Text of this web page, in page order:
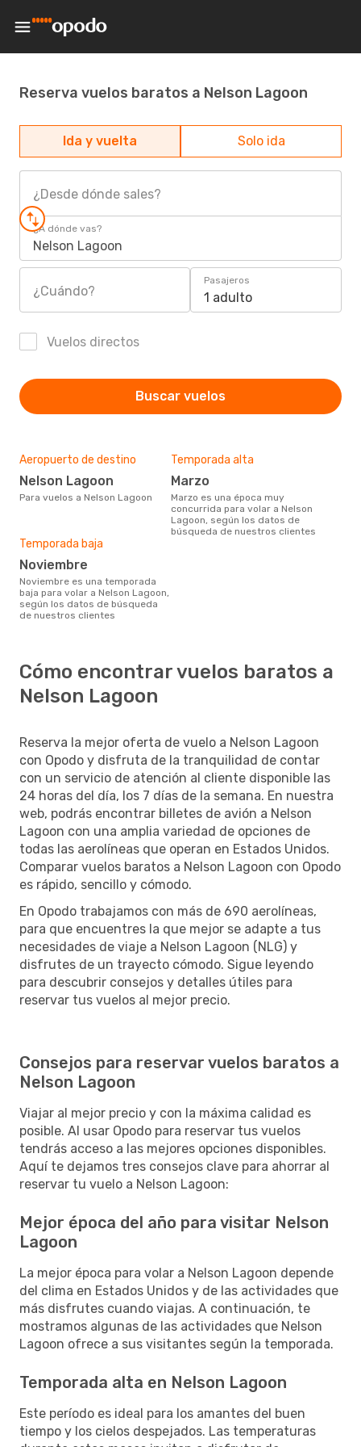
Reserva vuelos baratos a Nelson Lagoon
Ida y vuelta Solo ida
¿Desde dónde sales?
¿A dónde vas?
Nelson Lagoon
¿Cuándo?
Pasajeros
1 adulto
Vuelos directos
Buscar vuelos
Aeropuerto de destino
Nelson Lagoon
Para vuelos a Nelson Lagoon
Temporada alta
marzo
marzo es una época muy
concurrida para volar a Nelson
Lagoon, según los datos de
búsqueda de nuestros clientes
Temporada baja
noviembre
noviembre es una temporada
baja para volar a Nelson Lagoon,
según los datos de búsqueda
de nuestros clientes
Cómo encontrar vuelos baratos a
Nelson Lagoon
Reserva la mejor oferta de vuelo a Nelson Lagoon
con Opodo y disfruta de la tranquilidad de contar
con un servicio de atención al cliente disponible las
24 horas del día, los 7 días de la semana. En nuestra
web, podrás encontrar billetes de avión a Nelson
Lagoon con una amplia variedad de opciones de
todas las aerolíneas que operan en Estados Unidos.
Comparar vuelos baratos a Nelson Lagoon con Opodo
es rápido, sencillo y cómodo.
En Opodo trabajamos con más de 690 aerolíneas,
para que encuentres la que mejor se adapte a tus
necesidades de viaje a Nelson Lagoon (NLG) y
disfrutes de un trayecto cómodo. Sigue leyendo
para descubrir consejos y detalles útiles para
reservar tus vuelos al mejor precio.
Consejos para reservar vuelos baratos a
Nelson Lagoon
Viajar al mejor precio y con la máxima calidad es
posible. Al usar Opodo para reservar tus vuelos
tendrás acceso a las mejores opciones disponibles.
Aquí te dejamos tres consejos clave para ahorrar al
reservar tu vuelo a Nelson Lagoon:
Mejor época del año para visitar Nelson
Lagoon
La mejor época para volar a Nelson Lagoon depende
del clima en Estados Unidos y de las actividades que
más disfrutes cuando viajas. A continuación, te
mostramos algunas de las actividades que Nelson
Lagoon ofrece a sus visitantes según la temporada.
Temporada alta en Nelson Lagoon
Este período es ideal para los amantes del buen
tiempo y los cielos despejados. Las temperaturas